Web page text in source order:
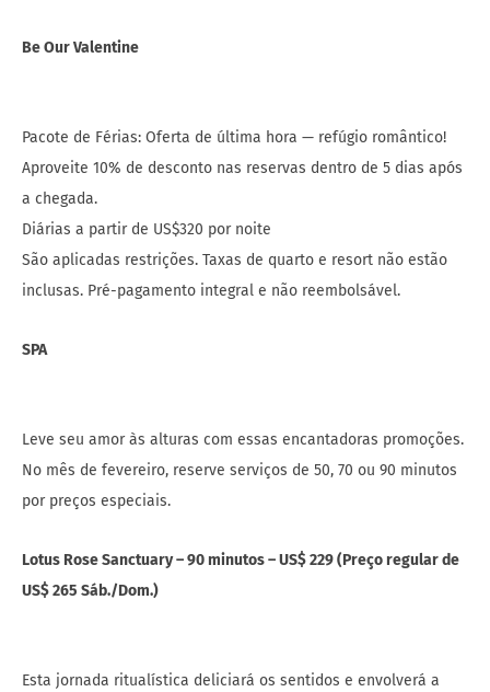
Be Our Valentine
Pacote de Férias: Oferta de última hora — refúgio romântico!
Aproveite 10% de desconto nas reservas dentro de 5 dias após
a chegada.
Diárias a partir de US$320 por noite
São aplicadas restrições. Taxas de quarto e resort não estão
inclusas. Pré-pagamento integral e não reembolsável.
SPA
Leve seu amor às alturas com essas encantadoras promoções.
No mês de fevereiro, reserve serviços de 50, 70 ou 90 minutos
por preços especiais.
Lotus Rose Sanctuary – 90 minutos – US$ 229 (Preço regular de
US$ 265 Sáb./Dom.)
Esta jornada ritualística deliciará os sentidos e envolverá a